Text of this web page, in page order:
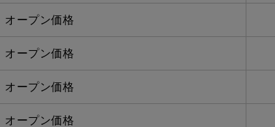
オープン価格
オープン価格
オープン価格
オープン価格